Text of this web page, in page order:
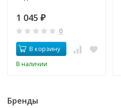
1 045 ₽
0
В корзину
В наличии
Бренды